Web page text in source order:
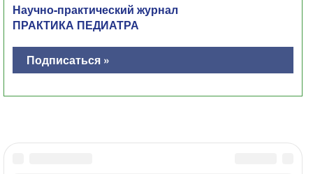
Научно-практический журнал
ПРАКТИКА ПЕДИАТРА
Подписаться »